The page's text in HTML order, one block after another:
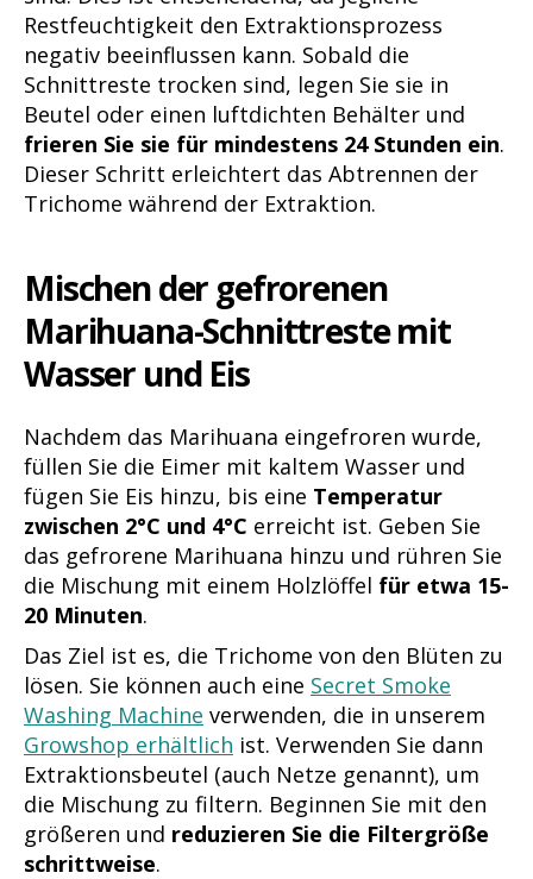
Restfeuchtigkeit den Extraktionsprozess
negativ beeinflussen kann. Sobald die
Schnittreste trocken sind, legen Sie sie in
Beutel oder einen luftdichten Behälter und
frieren Sie sie für mindestens 24 Stunden ein.
Dieser Schritt erleichtert das Abtrennen der
Trichome während der Extraktion.
Mischen der gefrorenen
Marihuana-Schnittreste mit
Wasser und Eis
Nachdem das Marihuana eingefroren wurde,
füllen Sie die Eimer mit kaltem Wasser und
fügen Sie Eis hinzu, bis eine Temperatur
zwischen 2°C und 4°C erreicht ist. Geben Sie
das gefrorene Marihuana hinzu und rühren Sie
die Mischung mit einem Holzlöffel für etwa 15-
20 Minuten.
Das Ziel ist es, die Trichome von den Blüten zu
lösen. Sie können auch eine Secret Smoke
Washing Machine verwenden, die in unserem
Growshop erhältlich ist. Verwenden Sie dann
Extraktionsbeutel (auch Netze genannt), um
die Mischung zu filtern. Beginnen Sie mit den
größeren und reduzieren Sie die Filtergröße
schrittweise.